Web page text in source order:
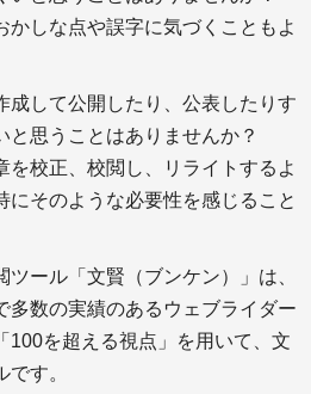
ル
グの注意点
守るべきポイント
ンツ編集
成と推敲が９割！ 推敲～校
かしな点や誤字に気づくこともよ
成して公開したり、公表したりす
と思うことはありませんか？
を校正、校閲し、リライトするよ
にそのような必要性を感じること
ール「文賢（ブンケン）」は、
多数の実績のあるウェブライダー
100を超える視点」を用いて、文
す。